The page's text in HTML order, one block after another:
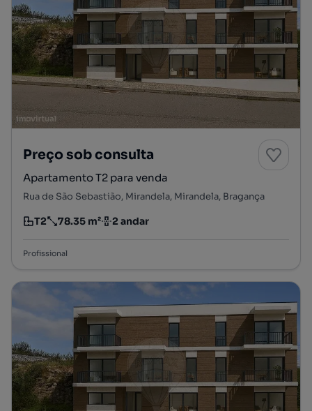
Preço sob consulta
Apartamento T2 para venda
Rua de São Sebastião, Mirandela, Mirandela, Bragança
Tipologia
T2
Preço por metro quadrado
78.35 m²
Andar 2 andar
Profissional